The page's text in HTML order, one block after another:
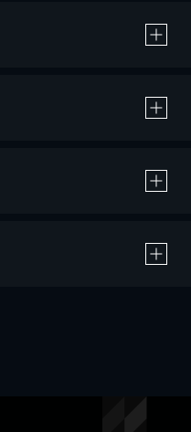
済による作品の購入 / レンタルです。
タルは、20％のポイント還元です。